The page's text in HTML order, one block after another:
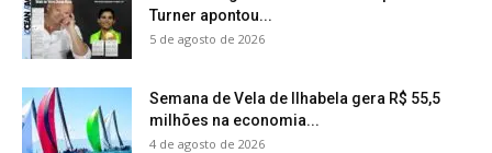
Turner apontou...
5 de agosto de 2026
Semana de Vela de Ilhabela gera R$ 55,5
milhões na economia...
4 de agosto de 2026